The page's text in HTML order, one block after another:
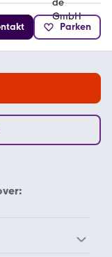
Parken